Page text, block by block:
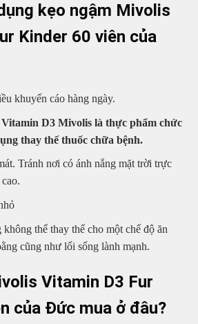
kẹo ngậm Mivolis
Kinder 60 viên của
khuyến cáo hàng ngày.
Vitamin D3 Mivolis là thực phẩm chức
thay thế thuốc chữa bệnh.
Tránh nơi có ánh nắng mặt trời trực
thể thay thế cho một chế độ ăn
cũng như lối sống lành mạnh.
Vitamin D3 Fur
của Đức mua ở đâu?